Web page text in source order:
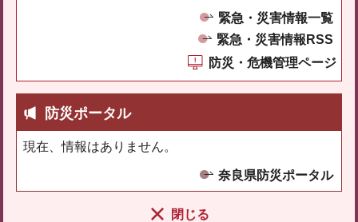
緊急・災害情報一覧
緊急・災害情報RSS
防災・危機管理ページ
防災ポータル
現在、情報はありません。
奈良県防災ポータル
閉じる